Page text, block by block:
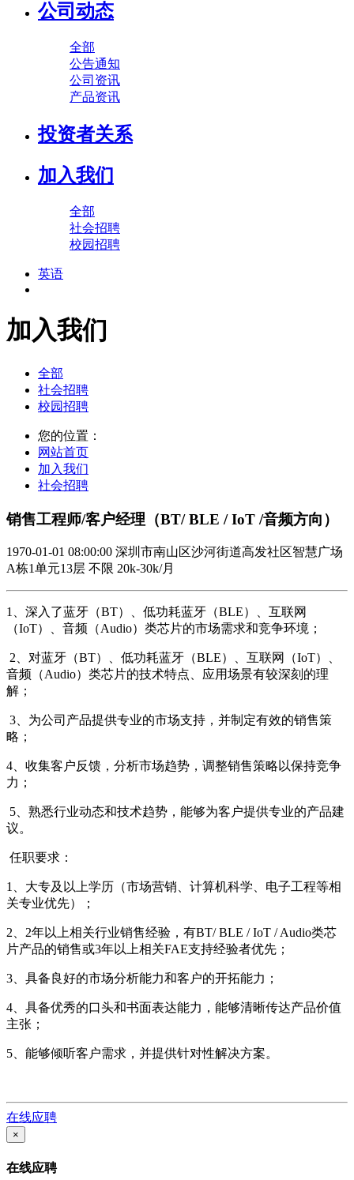
公司动态
全部
公告通知
公司资讯
产品资讯
投资者关系
加入我们
全部
社会招聘
校园招聘
英语
加入我们
全部
社会招聘
校园招聘
您的位置：
网站首页
加入我们
社会招聘
销售工程师/客户经理（BT/ BLE / IoT /音频方向）
1970-01-01 08:00:00 深圳市南山区沙河街道高发社区智慧广场
A栋1单元13层 不限 20k-30k/月
1、深入了蓝牙（BT）、低功耗蓝牙（BLE）、互联网
（IoT）、音频（Audio）类芯片的市场需求和竞争环境；
2、对蓝牙（BT）、低功耗蓝牙（BLE）、互联网（IoT）、
音频（Audio）类芯片的技术特点、应用场景有较深刻的理
解；
3、为公司产品提供专业的市场支持，并制定有效的销售策
略；
4、收集客户反馈，分析市场趋势，调整销售策略以保持竞争
力；
5、熟悉行业动态和技术趋势，能够为客户提供专业的产品建
议。
任职要求：
1、大专及以上学历（市场营销、计算机科学、电子工程等相
关专业优先）；
2、2年以上相关行业销售经验，有BT/ BLE / IoT / Audio类芯
片产品的销售或3年以上相关FAE支持经验者优先；
3、具备良好的市场分析能力和客户的开拓能力；
4、具备优秀的口头和书面表达能力，能够清晰传达产品价值
主张；
5、能够倾听客户需求，并提供针对性解决方案。
在线应聘
×
在线应聘